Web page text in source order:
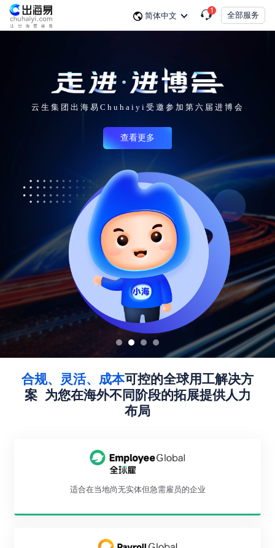
简体中文
1
全部服务
云生集团出海易Chuhaiyi受邀参加第六届进博会
查看更多
合规、灵活、成本可控的全球用工解决方
案 为您在海外不同阶段的拓展提供人力
布局
适合在当地尚无实体但急需雇员的企业